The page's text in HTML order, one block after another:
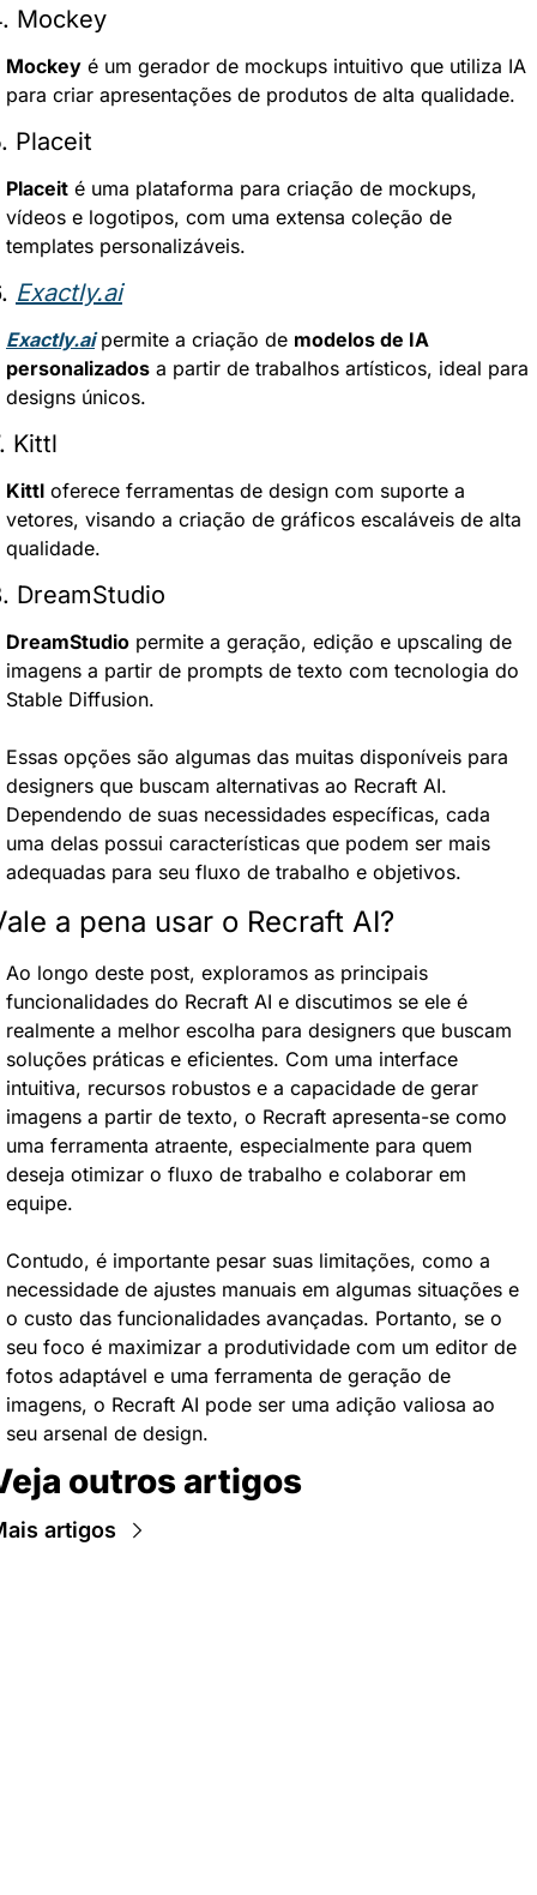
Mockey
Mockey é um gerador de mockups intuitivo que utiliza IA
para criar apresentações de produtos de alta qualidade.
Placeit
Placeit é uma plataforma para criação de mockups,
vídeos e logotipos, com uma extensa coleção de
templates personalizáveis.
Exactly.ai
Exactly.ai permite a criação de modelos de IA
personalizados a partir de trabalhos artísticos, ideal para
designs únicos.
Kittl
Kittl oferece ferramentas de design com suporte a
vetores, visando a criação de gráficos escaláveis de alta
qualidade.
DreamStudio
DreamStudio permite a geração, edição e upscaling de
imagens a partir de prompts de texto com tecnologia do
Stable Diffusion.
Essas opções são algumas das muitas disponíveis para
designers que buscam alternativas ao Recraft AI.
Dependendo de suas necessidades específicas, cada
uma delas possui características que podem ser mais
adequadas para seu fluxo de trabalho e objetivos.
a pena usar o Recraft AI?
Ao longo deste post, exploramos as principais
funcionalidades do Recraft AI e discutimos se ele é
realmente a melhor escolha para designers que buscam
soluções práticas e eficientes. Com uma interface
intuitiva, recursos robustos e a capacidade de gerar
imagens a partir de texto, o Recraft apresenta-se como
uma ferramenta atraente, especialmente para quem
deseja otimizar o fluxo de trabalho e colaborar em
equipe.
Contudo, é importante pesar suas limitações, como a
necessidade de ajustes manuais em algumas situações e
o custo das funcionalidades avançadas. Portanto, se o
seu foco é maximizar a produtividade com um editor de
fotos adaptável e uma ferramenta de geração de
imagens, o Recraft AI pode ser uma adição valiosa ao
seu arsenal de design.
outros artigos
artigos